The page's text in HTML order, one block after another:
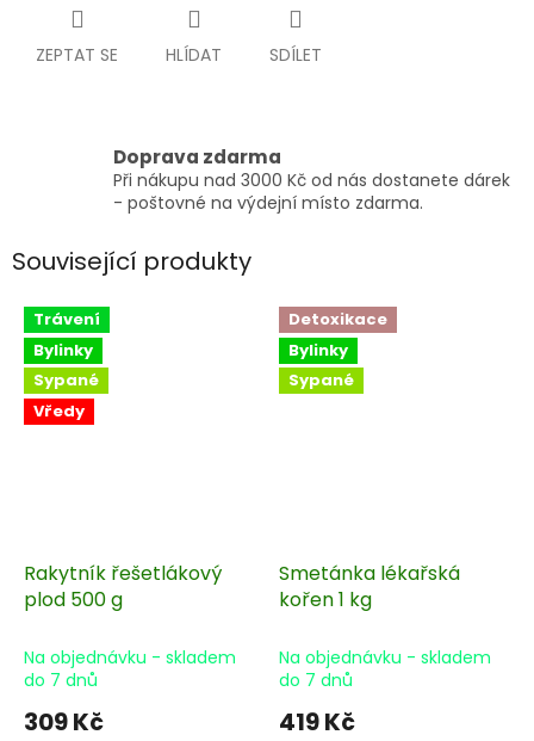
ZEPTAT SE HLÍDAT SDÍLET
Doprava zdarma
Při nákupu nad 3000 Kč od nás dostanete dárek
- poštovné na výdejní místo zdarma.
Související produkty
Trávení
Bylinky
Sypané
Vředy
Rakytník řešetlákový
plod 500 g
Na objednávku - skladem
do 7 dnů
309 Kč
Detoxikace
Bylinky
Sypané
Smetánka lékařská
kořen 1 kg
Na objednávku - skladem
do 7 dnů
419 Kč